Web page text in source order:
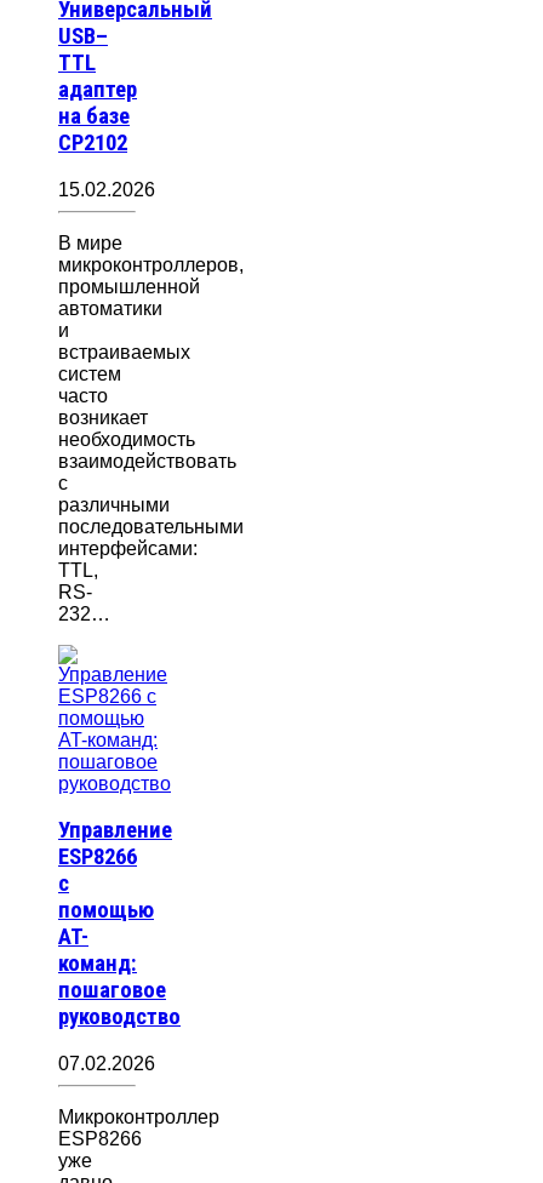
Универсальный
USB–
TTL
адаптер
на базе
CP2102
15.02.2026
В мире
микроконтроллеров,
промышленной
автоматики
и
встраиваемых
систем
часто
возникает
необходимость
взаимодействовать
с
различными
последовательными
интерфейсами:
TTL,
RS-
232…
Управление
ESP8266
с
помощью
AT-
команд:
пошаговое
руководство
07.02.2026
Микроконтроллер
ESP8266
уже